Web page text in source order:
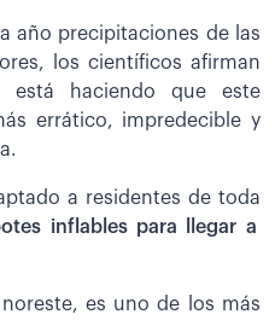
año precipitaciones de las
los científicos afirman
haciendo que este
errático, impredecible y
a residentes de toda
inflables para llegar a
es uno de los más